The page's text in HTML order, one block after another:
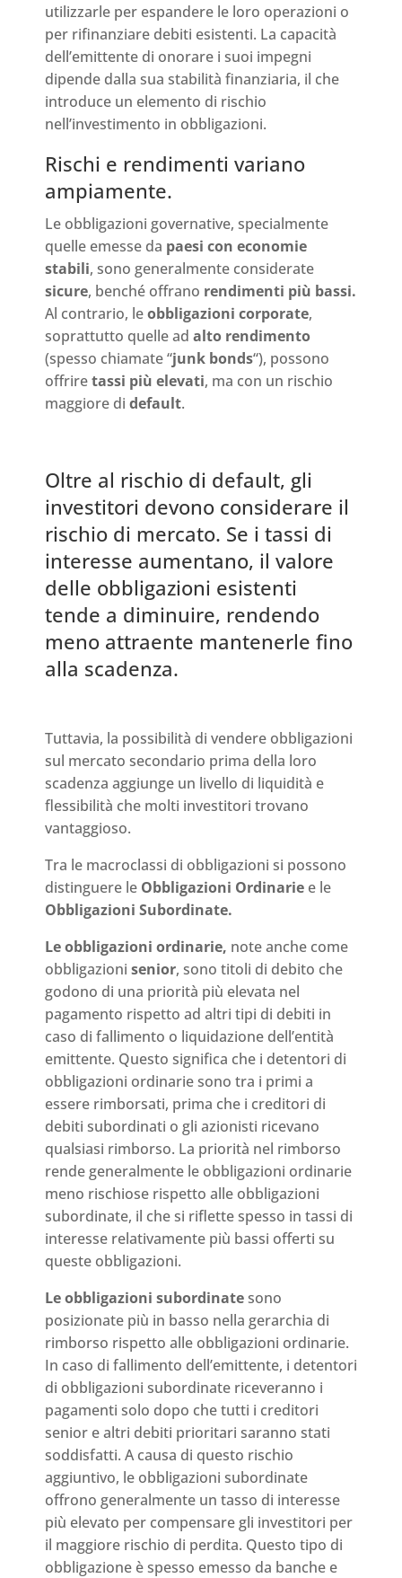
utilizzarle per espandere le loro operazioni o
per rifinanziare debiti esistenti. La capacità
dell’emittente di onorare i suoi impegni
dipende dalla sua stabilità finanziaria, il che
introduce un elemento di rischio
nell’investimento in obbligazioni.
Rischi e rendimenti variano
ampiamente.
Le obbligazioni governative, specialmente
quelle emesse da paesi con economie
stabili, sono generalmente considerate
sicure, benché offrano rendimenti più bassi.
Al contrario, leobbligazioni corporate,
soprattutto quelle ad alto rendimento
(spesso chiamate “junk bonds“), possono
offriretassi più elevati, ma con un rischio
maggiore di default.
Oltre al rischio di default, gli
investitori devono considerare il
rischio di mercato. Se i tassi di
interesse aumentano, il valore
delle obbligazioni esistenti
tende a diminuire, rendendo
meno attraente mantenerle fino
alla scadenza.
Tuttavia, la possibilità di vendere obbligazioni
sul mercato secondario prima della loro
scadenza aggiunge un livello di liquidità e
flessibilità che molti investitori trovano
vantaggioso.
Tra le macroclassi di obbligazioni si possono
distinguere le Obbligazioni Ordinariee le
Obbligazioni Subordinate.
Le obbligazioni ordinarie, note anche come
obbligazioni senior, sono titoli di debito che
godono di una priorità più elevata nel
pagamento rispetto ad altri tipi di debiti in
caso di fallimento o liquidazione dell’entità
emittente. Questo significa che i detentori di
obbligazioni ordinarie sono tra i primi a
essere rimborsati, prima che i creditori di
debiti subordinati o gli azionisti ricevano
qualsiasi rimborso. La priorità nel rimborso
rende generalmente le obbligazioni ordinarie
meno rischiose rispetto alle obbligazioni
subordinate, il che si riflette spesso in tassi di
interesse relativamente più bassi offerti su
queste obbligazioni.
Le obbligazioni subordinatesono
posizionate più in basso nella gerarchia di
rimborso rispetto alle obbligazioni ordinarie.
In caso di fallimento dell’emittente, i detentori
di obbligazioni subordinate riceveranno i
pagamenti solo dopo che tutti i creditori
senior e altri debiti prioritari saranno stati
soddisfatti. A causa di questo rischio
aggiuntivo, le obbligazioni subordinate
offrono generalmente un tasso di interesse
più elevato per compensare gli investitori per
il maggiore rischio di perdita. Questo tipo di
obbligazione è spesso emesso da banche e